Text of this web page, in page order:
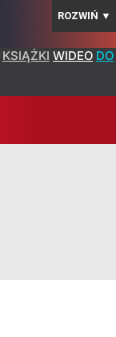
ROZWIŃ ▼
KSIĄŻKI WIDEO DO